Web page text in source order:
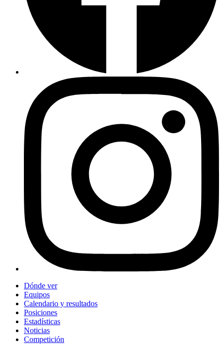
Dónde ver
Equipos
Calendario y resultados
Posiciones
Estadísticas
Noticias
Competición